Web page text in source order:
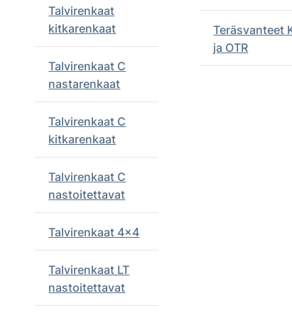
Talvirenkaat
kitkarenkaat
Talvirenkaat C
nastarenkaat
Talvirenkaat C
kitkarenkaat
Talvirenkaat C
nastoitettavat
Talvirenkaat 4x4
Talvirenkaat LT
nastoitettavat
Teräsvanteet
ja OTR